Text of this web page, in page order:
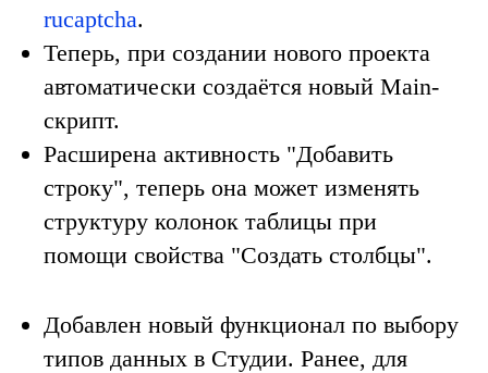
rucaptcha.
Теперь, при создании нового проекта
автоматически создаётся новый Main-
скрипт.
Расширена активность "Добавить
строку", теперь она может изменять
структуру колонок таблицы при
помощи свойства "Создать столбцы".
Добавлен новый функционал по выбору
типов данных в Студии. Ранее, для